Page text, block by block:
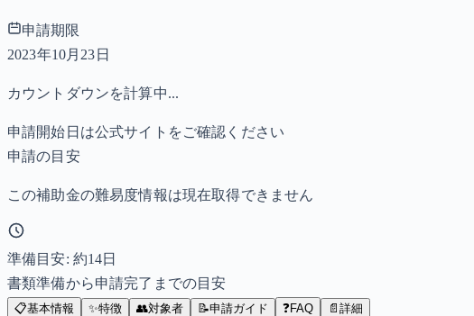
申請期限
2023年10月23日
カウントダウンを計算中...
申請開始日は公式サイトをご確認ください
申請の目安
この補助金の難易度情報は現在取得できません
準備目安: 約14日
書類準備から申請完了までの目安
📋基本情報 ✨特徴 👥対象者 📝申請ガイド ❓FAQ 📄 詳細